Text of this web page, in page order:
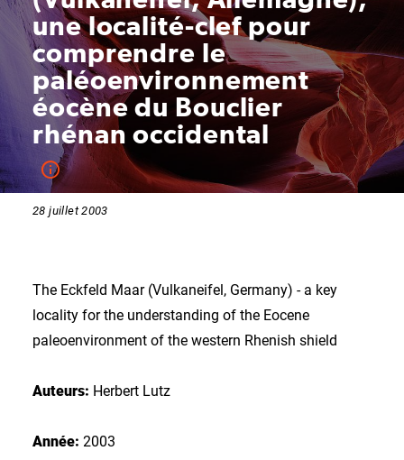
une localité-clef pour
comprendre le
paléoenvironnement
éocène du Bouclier
rhénan occidental
28 juillet 2003
The Eckfeld Maar (Vulkaneifel, Germany) - a key
locality for the understanding of the Eocene
paleoenvironment of the western Rhenish shield
Auteurs: Herbert Lutz
Année: 2003